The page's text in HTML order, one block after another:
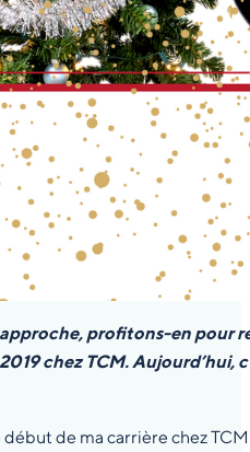
profitons-en pour
chez TCM.
de ma carrière chez